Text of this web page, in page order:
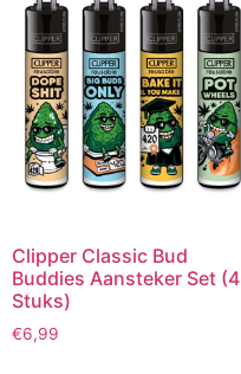
Clipper Classic Bud
Buddies Aansteker Set (4
Stuks)
€6,99